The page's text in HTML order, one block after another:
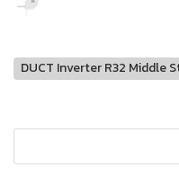
DUCT Inverter R32 Middle